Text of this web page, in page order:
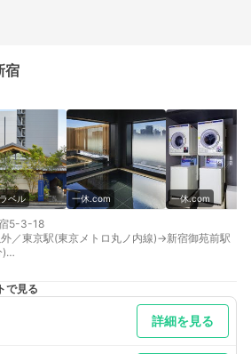
宿
ベル 一休.com 一休.com
5-3-18
／東京駅(東京メトロ丸ノ内線)→新宿御苑前駅
)
大阪駅(JR京都線)→新大阪駅(新幹線)→品川駅
丁目
苑前
で見る
詳細を見る